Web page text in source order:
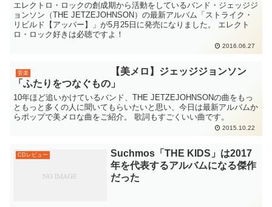
エレクトロ・ロックの創成期から活動をしているバンド・ジェッジジ
ョンソン（THE JETZEJOHNSON）の最新アルバム「ストライク・
リビルド【アッパー】」が5月25日に発売になりました。 エレクト
ロ・ロック好きは必聴ですよ！
2016.06.27
音楽
【美メロ】ジェッジジョンソン
「ふたりをつなぐもの」
10年ほど追いかけているバンド、THE JETZEJOHNSONの曲をもっ
ともっと多くの人に聞いてもらいたいと思い、今日は最新アルバムか
らポップで美メロな曲をご紹介。 歌詞もすごくいい曲です。
2015.10.22
CDレビュー
Suchmos「THE KIDS」は2017
年を代表するアルバムになる傑作
だった